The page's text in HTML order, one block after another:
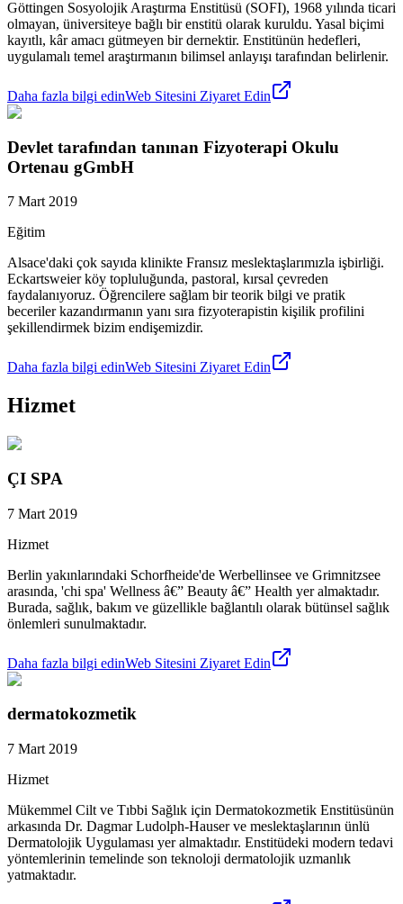
Göttingen Sosyolojik Araştırma Enstitüsü (SOFI), 1968 yılında ticari
olmayan, üniversiteye bağlı bir enstitü olarak kuruldu. Yasal biçimi
kayıtlı, kâr amacı gütmeyen bir dernektir. Enstitünün hedefleri,
uygulamalı temel araştırmanın bilimsel anlayışı tarafından belirlenir.
Daha fazla bilgi edinWeb Sitesini Ziyaret Edin
Devlet tarafından tanınan Fizyoterapi Okulu
Ortenau gGmbH
7 Mart 2019
Eğitim
Alsace'daki çok sayıda klinikte Fransız meslektaşlarımızla işbirliği.
Eckartsweier köy topluluğunda, pastoral, kırsal çevreden
faydalanıyoruz. Öğrencilere sağlam bir teorik bilgi ve pratik
beceriler kazandırmanın yanı sıra fizyoterapistin kişilik profilini
şekillendirmek bizim endişemizdir.
Daha fazla bilgi edinWeb Sitesini Ziyaret Edin
Hizmet
ÇI SPA
7 Mart 2019
Hizmet
Berlin yakınlarındaki Schorfheide'de Werbellinsee ve Grimnitzsee
arasında, 'chi spa' Wellness â€” Beauty â€” Health yer almaktadır.
Burada, sağlık, bakım ve güzellikle bağlantılı olarak bütünsel sağlık
önlemleri sunulmaktadır.
Daha fazla bilgi edinWeb Sitesini Ziyaret Edin
dermatokozmetik
7 Mart 2019
Hizmet
Mükemmel Cilt ve Tıbbi Sağlık için Dermatokozmetik Enstitüsünün
arkasında Dr. Dagmar Ludolph-Hauser ve meslektaşlarının ünlü
Dermatolojik Uygulaması yer almaktadır. Enstitüdeki modern tedavi
yöntemlerinin temelinde son teknoloji dermatolojik uzmanlık
yatmaktadır.